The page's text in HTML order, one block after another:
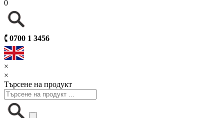
0
🕻 0700 1 3456
×
×
Търсене на продукт